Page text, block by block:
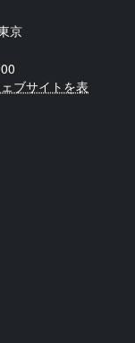
京
ブサイトを表